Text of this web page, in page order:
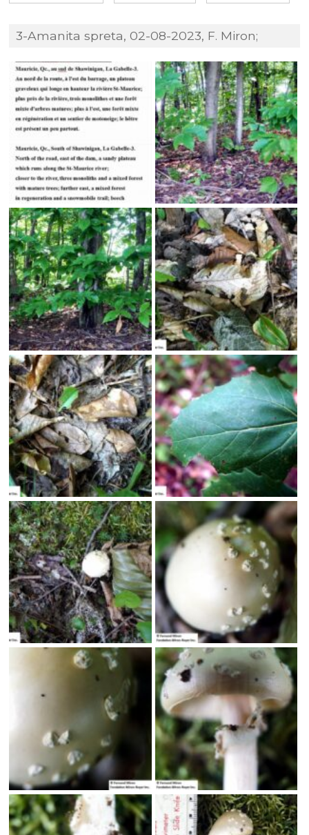
3-Amanita spreta, 02-08-2023, F. Miron;